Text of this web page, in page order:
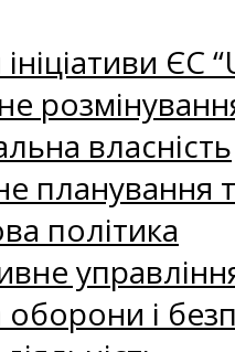
ініціативи ЄС
власність
політика
оборони і